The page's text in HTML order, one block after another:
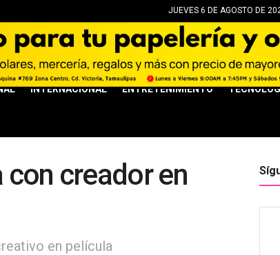
JUEVES 6 DE AGOSTO DE
INTERNACIONAL ENTRETENIMIENTO
creador en
en película